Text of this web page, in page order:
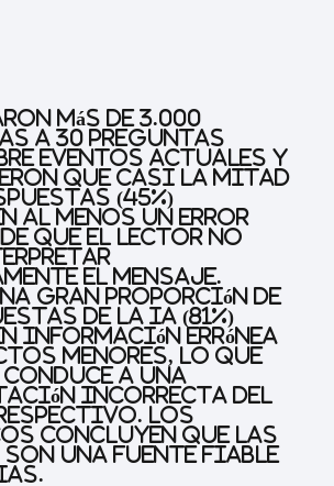
más de 3.000
a 30 preguntas
eventos actuales y
que casi la mitad
(45%)
al menos un error
que el lector no
el mensaje.
gran proporción de
de la IA (81%)
información errónea
menores, lo que
a una
incorrecta del
Los
concluyen que las
son una fuente fiable